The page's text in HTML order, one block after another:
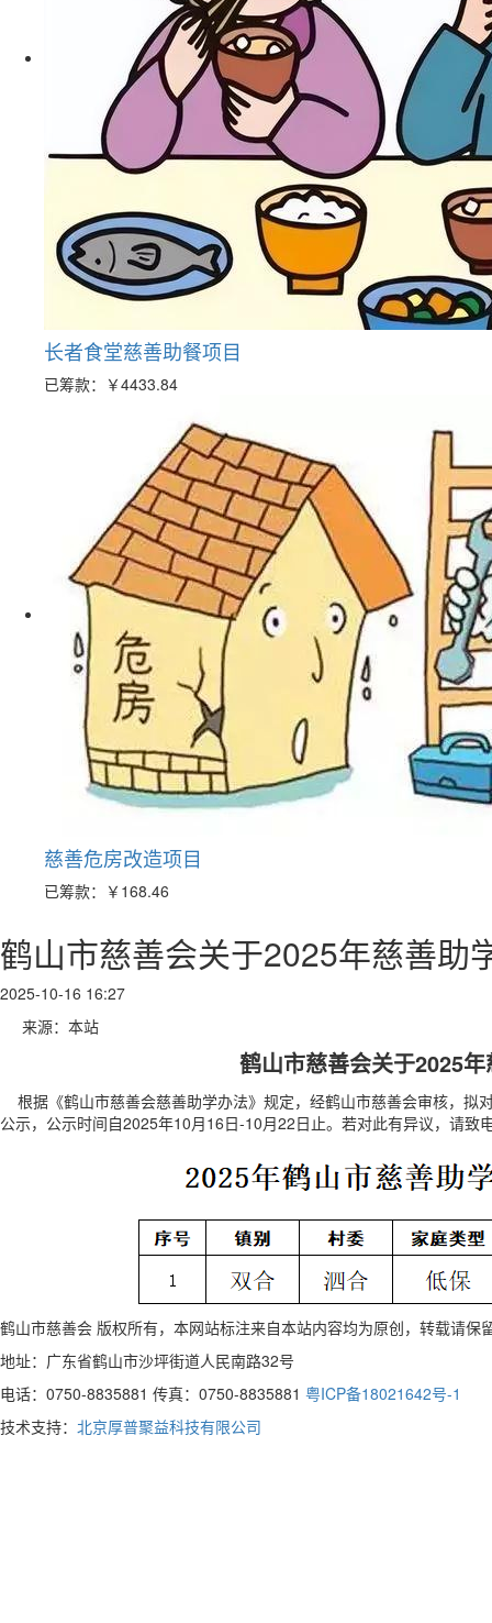
长者食堂慈善助餐项目
已筹款： ￥4433.84
慈善危房改造项目
已筹款： ￥168.46
鹤山市慈善会关于2025年慈善助
2025-10-16 16:27
来源：本站
鹤山市慈善会关于2025
根据《鹤山市慈善会慈善助学办法》规定，经鹤山市慈善会审核，拟
公示，公示时间自2025年10月16日-10月22日止。若对此有异议，请致
鹤山市慈善会 版权所有，本网站标注来自本站内容均为原创，转载请保
地址：广东省鹤山市沙坪街道人民南路32号
电话：0750-8835881 传真：0750-8835881 粤ICP备18021642号-1
技术支持： 北京厚普聚益科技有限公司